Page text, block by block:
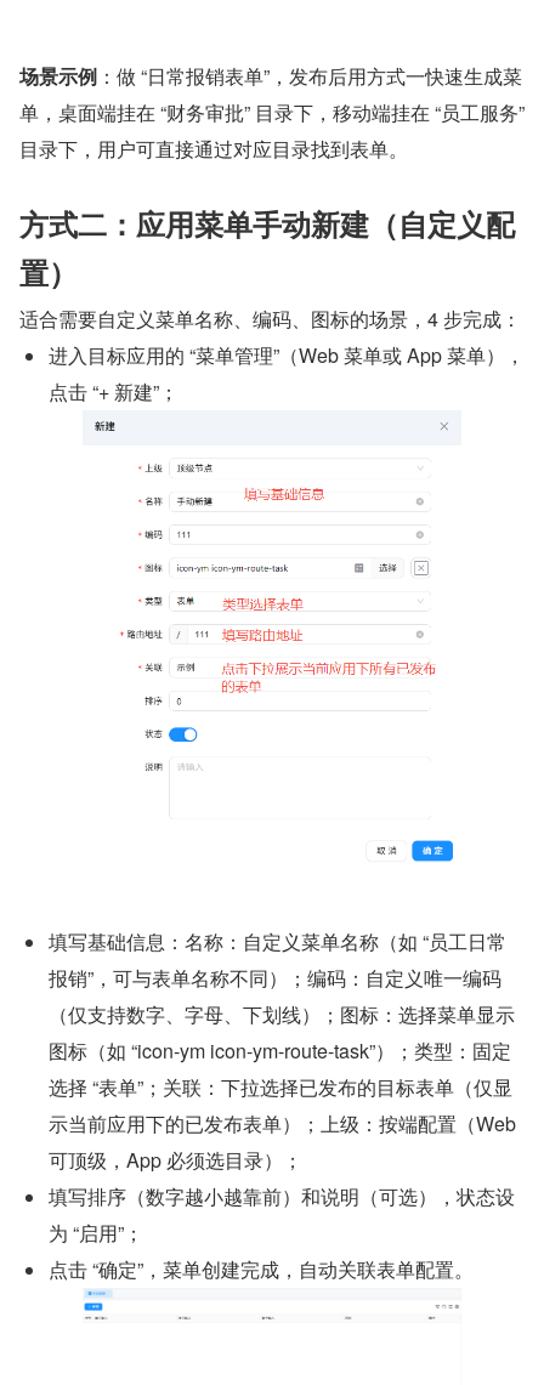
场景示例 ：做 “日常报销表单”，发布后用方式一快速生成菜
单，桌面端挂在 “财务审批” 目录下，移动端挂在 “员工服务”
目录下，用户可直接通过对应目录找到表单。
方式二：应用菜单手动新建（自定义配
置）
适合需要自定义菜单名称、编码、图标的场景，4 步完成：
进入目标应用的 “菜单管理”（Web 菜单或 App 菜单），
点击 “+ 新建”；
填写基础信息：名称：自定义菜单名称（如 “员工日常
报销”，可与表单名称不同）；编码：自定义唯一编码
（仅支持数字、字母、下划线）；图标：选择菜单显示
图标（如 “icon-ym icon-ym-route-task”）；类型：固定
选择 “表单”；关联：下拉选择已发布的目标表单（仅显
示当前应用下的已发布表单）；上级：按端配置（Web
可顶级，App 必须选目录）；
填写排序（数字越小越靠前）和说明（可选），状态设
为 “启用”；
点击 “确定”，菜单创建完成，自动关联表单配置。